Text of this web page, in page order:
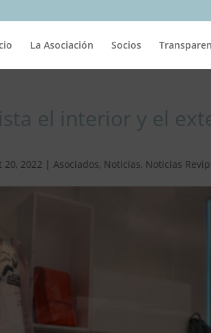
La Asociación Socios
el interior y el
20, 2022 |Asociados, Noticias, Noticias Revip